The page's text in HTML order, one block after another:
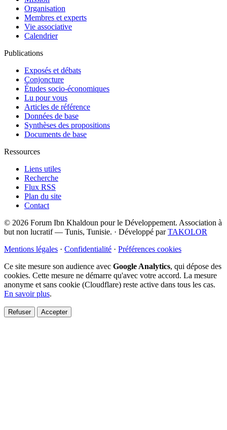
Organisation
Membres et experts
Vie associative
Calendrier
Publications
Exposés et débats
Conjoncture
Études socio-économiques
Lu pour vous
Articles de référence
Données de base
Synthèses des propositions
Documents de base
Ressources
Liens utiles
Recherche
Flux RSS
Plan du site
Contact
© 2026 Forum Ibn Khaldoun pour le Développement. Association à
but non lucratif — Tunis, Tunisie. · Développé parTAKOLOR
Mentions légales · Confidentialité · Préférences cookies
Ce site mesure son audience avec Google Analytics, qui dépose des
cookies. Cette mesure ne démarre qu'avec votre accord. La mesure
anonyme et sans cookie (Cloudflare) reste active dans tous les cas.
En savoir plus.
Refuser Accepter